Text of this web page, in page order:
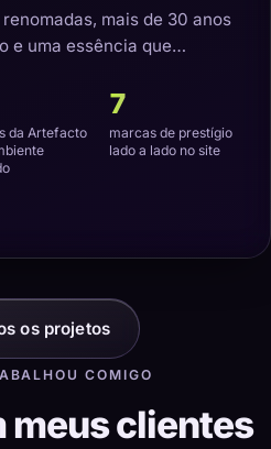
mais de 30 anos
e uma essência que
da Artefacto
7
marcas de prestígio
lado a lado no site
os projetos
COMIGO
meus clientes